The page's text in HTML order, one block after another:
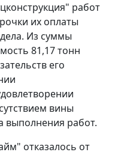
работ
их оплаты
Из суммы
81,17 тонн
его
вины
выполнения работ.
отказалось от